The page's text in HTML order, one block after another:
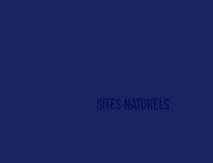
SITES NATURELS